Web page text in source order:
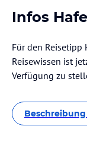
Infos
Für den
Reisewissen ist
Verfügung zu